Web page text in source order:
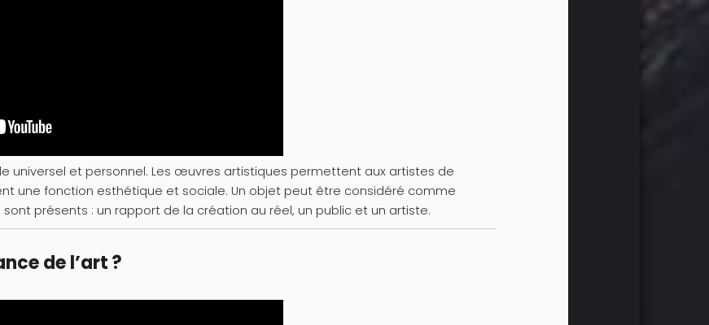
universel et personnel. Les œuvres artistiques permettent aux artistes de
une fonction esthétique et sociale. Un objet peut être considéré comme
présents : un rapport de la création au réel, un public et un artiste.
de l’art ?